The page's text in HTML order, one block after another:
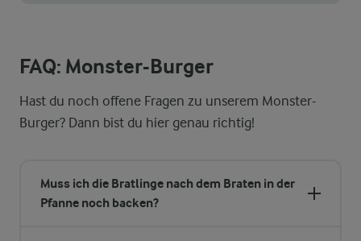
FAQ: Monster-Burger
Hast du noch offene Fragen zu unserem Monster-
Burger? Dann bist du hier genau richtig!
Muss ich die Bratlinge nach dem Braten in der
Pfanne noch backen?